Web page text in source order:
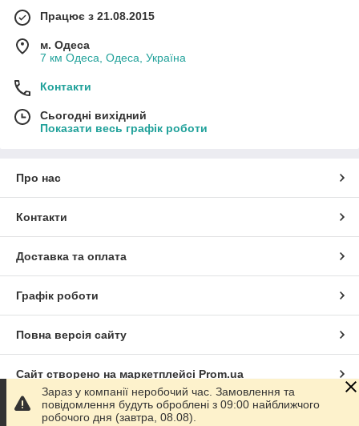
Працює з 21.08.2015
м. Одеса
7 км Одеса, Одеса, Україна
Контакти
Сьогодні вихідний
Показати весь графік роботи
Про нас
Контакти
Доставка та оплата
Графік роботи
Повна версія сайту
Сайт створено на маркетплейсі Prom.ua
Політика конфіденційності
Зараз у компанії неробочий час. Замовлення та
повідомлення будуть оброблені з 09:00 найближчого
робочого дня (завтра, 08.08).